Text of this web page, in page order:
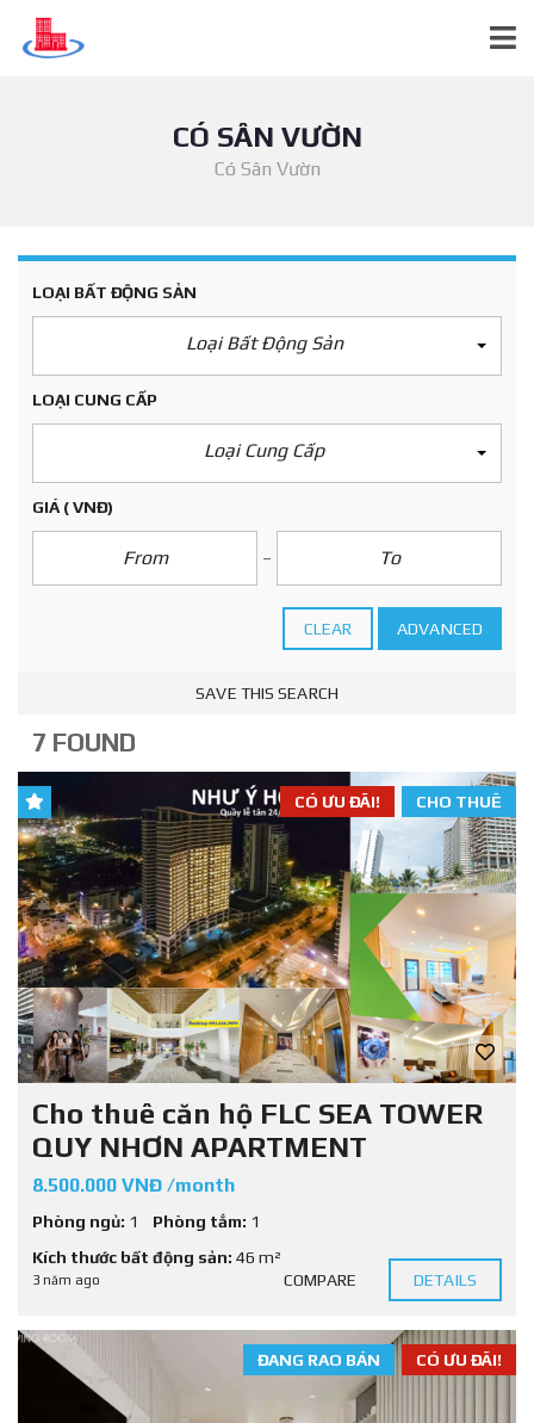
CÓ SÂN VƯỜN
Có Sân Vườn
LOẠI BẤT ĐỘNG SẢN
Loại Bất Động Sản
LOẠI CUNG CẤP
Loại Cung Cấp
GIÁ ( VNĐ)
CLEAR ADVANCED
SAVE THIS SEARCH
7 FOUND
CHO THUÊ
CÓ ƯU ĐÃI!
Cho thuê căn hộ FLC SEA TOWER
QUY NHƠN APARTMENT
8.500.000 VNĐ /month
Phòng ngủ: 1 Phòng tắm: 1
Kích thước bất động sản: 46 m²
3 năm ago COMPARE DETAILS
CÓ ƯU ĐÃI!
ĐANG RAO BÁN